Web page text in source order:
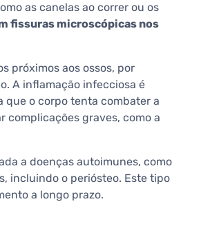
as canelas ao correr ou os
fissuras microscópicas nos
próximos aos ossos, por
A inflamação infecciosa é
que o corpo tenta combater a
complicações graves, como a
a doenças autoimunes, como
incluindo o periósteo. Este tipo
a longo prazo.